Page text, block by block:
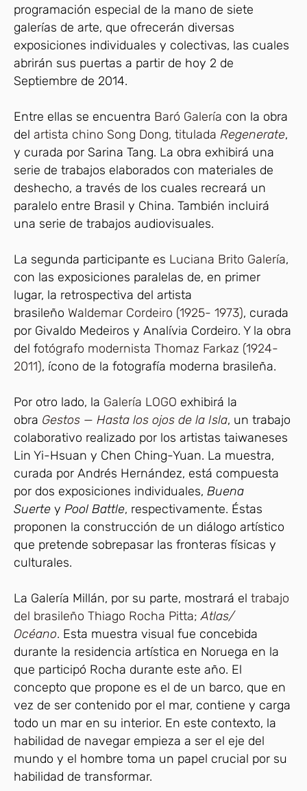
programación especial de la mano de siete
galerías de arte, que ofrecerán diversas
exposiciones individuales y colectivas, las cuales
abrirán sus puertas a partir de hoy 2 de
Septiembre de 2014.
Entre ellas se encuentra Baró Galería con la obra
del artista chino Song Dong, titulada Regenerate,
y curada por Sarina Tang. La obra exhibirá una
serie de trabajos elaborados con materiales de
deshecho, a través de los cuales recreará un
paralelo entre Brasil y China. También incluirá
una serie de trabajos audiovisuales.
La segunda participante es Luciana Brito Galería,
con las exposiciones paralelas de, en primer
lugar, la retrospectiva del artista
brasileño Waldemar Cordeiro (1925- 1973), curada
por Givaldo Medeiros y Analívia Cordeiro. Y la obra
del fotógrafo modernista Thomaz Farkaz (1924-
2011), ícono de la fotografía moderna brasileña.
Por otro lado, la Galería LOGO exhibirá la
obra Gestos — Hasta los ojos de la Isla, un trabajo
colaborativo realizado por los artistas taiwaneses
Lin Yi-Hsuan y Chen Ching-Yuan. La muestra,
curada por Andrés Hernández, está compuesta
por dos exposiciones individuales, Buena
Suerte y Pool Battle, respectivamente. Éstas
proponen la construcción de un diálogo artístico
que pretende sobrepasar las fronteras físicas y
culturales.
La Galería Millán, por su parte, mostrará el trabajo
del brasileño Thiago Rocha Pitta;Atlas/
Océano. Esta muestra visual fue concebida
durante la residencia artística en Noruega en la
que participó Rocha durante este año. El
concepto que propone es el de un barco, que en
vez de ser contenido por el mar, contiene y carga
todo un mar en su interior. En este contexto, la
habilidad de navegar empieza a ser el eje del
mundo y el hombre toma un papel crucial por su
habilidad de transformar.